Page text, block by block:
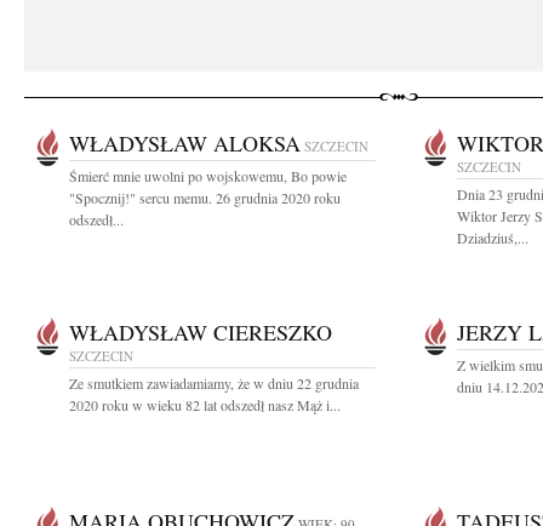
WŁADYSŁAW ALOKSA SZCZECIN
Śmierć mnie uwolni po wojskowemu, Bo powie
"Spocznij!" sercu memu. 26 grudnia 2020 roku
odszedł...
SZCZECIN
Dnia 23
Wiktor Jerzy
Dziadziuś,...
WŁADYSŁAW CIERESZKO
SZCZECIN
Ze smutkiem zawiadamiamy, że w dniu 22 grudnia
2020 roku w wieku 82 lat odszedł nasz Mąż i...
JERZY
Z wielkim
dniu